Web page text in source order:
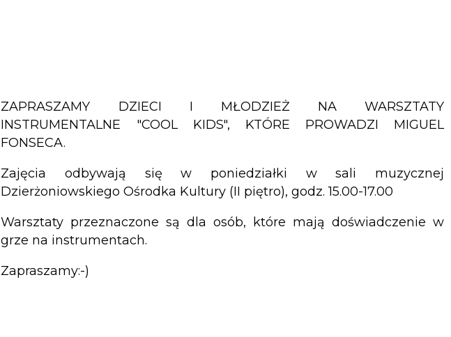
ZAPRASZAMY DZIECI I MŁODZIEŻ NA WARSZTATY
INSTRUMENTALNE "COOL KIDS", KTÓRE PROWADZI MIGUEL
FONSECA.
Zajęcia odbywają się w poniedziałki w sali muzycznej
Dzierżoniowskiego Ośrodka Kultury (II piętro), godz. 15.00-17.00
Warsztaty przeznaczone są dla osób, które mają doświadczenie w
grze na instrumentach.
Zapraszamy:-)